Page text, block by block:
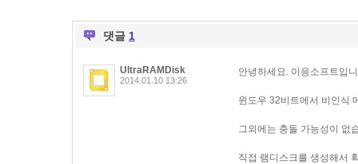
댓글 1
UltraRAMDisk
2014.01.10 13:26
안녕하세요. 이응소프트입
윈도우 32비트에서 비인식
그외에는 충돌 가능성이 없
직접 램디스크를 생성해서